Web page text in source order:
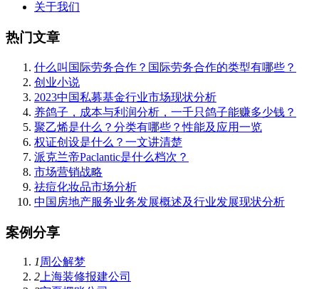
关于我们
热门文章
什么叫国际劳务合作？国际劳务合作的类型有哪些？
创业小说
2023中国私募基金行业市场现状分析
养鸽子，成本与利润分析，一千只鸽子能赚多少钱？
聚乙烯是什么？分类有哪些？性能及应用一览
权证创设是什么？一文讲清楚
派克兰帝Paclantic是什么档次？
市场营销战略
祛痘化妆品市场分析
中国房地产服务业务发展概述及行业发展现状分析
案例分享
1 周公解梦
2 上海装修报建公司